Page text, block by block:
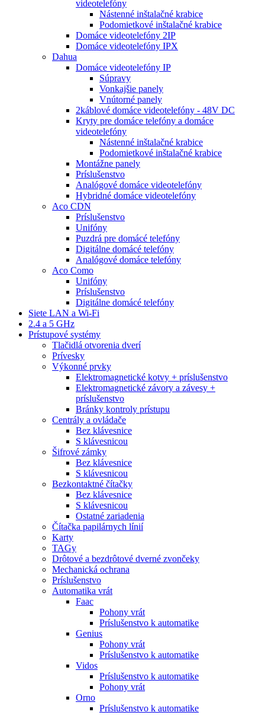
videotelefóny
Nástenné inštalačné krabice
Podomietkové inštalačné krabice
Domáce videotelefóny 2IP
Domáce videotelefóny IPX
Dahua
Domáce videotelefóny IP
Súpravy
Vonkajšie panely
Vnútorné panely
2káblové domáce videotelefóny - 48V DC
Kryty pre domáce telefóny a domáce
videotelefóny
Nástenné inštalačné krabice
Podomietkové inštalačné krabice
Montážne panely
Príslušenstvo
Analógové domáce videotelefóny
Hybridné domáce videotelefóny
Aco CDN
Príslušenstvo
Unifóny
Puzdrá pre domácé telefóny
Digitálne domácé telefóny
Analógové domáce telefóny
Aco Como
Unifóny
Príslušenstvo
Digitálne domácé telefóny
Siete LAN a Wi-Fi
2.4 a 5 GHz
Prístupové systémy
Tlačidlá otvorenia dverí
Prívesky
Výkonné prvky
Elektromagnetické kotvy + príslušenstvo
Elektromagnetické závory a závesy +
príslušenstvo
Bránky kontroly prístupu
Centrály a ovládače
Bez klávesnice
S klávesnicou
Šifrové zámky
Bez klávesnice
S klávesnicou
Bezkontaktné čítačky
Bez klávesnice
S klávesnicou
Ostatné zariadenia
Čítačka papilárnych línií
Karty
TAGy
Drôtové a bezdrôtové dverné zvončeky
Mechanická ochrana
Príslušenstvo
Automatika vrát
Faac
Pohony vrát
Príslušenstvo k automatike
Genius
Pohony vrát
Príslušenstvo k automatike
Vidos
Príslušenstvo k automatike
Pohony vrát
Orno
Príslušenstvo k automatike